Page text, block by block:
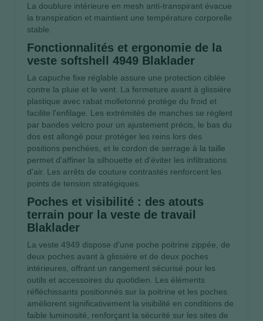
La doublure intérieure en mesh anti-transpirant évacue
la transpiration et maintient une température corporelle
stable.
Fonctionnalités et ergonomie de la
veste softshell 4949 Blaklader
La capuche fixe réglable assure une protection ciblée
contre la pluie et le vent. La fermeture avant à glissière
plastique avec rabat molletonné protège du froid et
facilite l'enfilage. Les extrémités de manches se règlent
par bandes velcro pour un ajustement précis, le bas du
dos est allongé pour protéger les reins lors des
positions penchées, et le cordon de serrage à la taille
permet d'affiner la silhouette et d'éviter les infiltrations
d'air. Les arrêts de couture contrastés renforcent les
points de tension stratégiques.
Poches et visibilité : des atouts
terrain pour la veste de travail
Blaklader
La veste 4949 dispose d'une poche poitrine zippée, de
deux poches avant à glissière et de deux poches
intérieures, offrant un rangement sécurisé pour les
outils et accessoires du quotidien. Les éléments
réfléchissants positionnés sur la poitrine et les poches
améliorent significativement la visibilité en conditions de
faible luminosité, renforçant la sécurité sur les sites de